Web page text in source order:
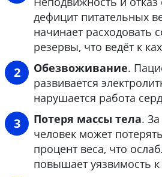
дефицит питательных
начинает расходовать
резервы, что ведёт к
Обезвоживание.
развивается
нарушается работа
Потеря массы тела.
человек может
процент веса, что
повышает уязвимость